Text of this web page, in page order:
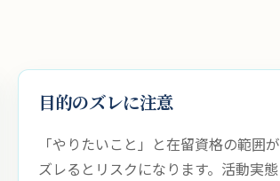
目的のズレに注意
「やりたいこと」と在留資格の範囲が
ズレるとリスクになります。活動実態